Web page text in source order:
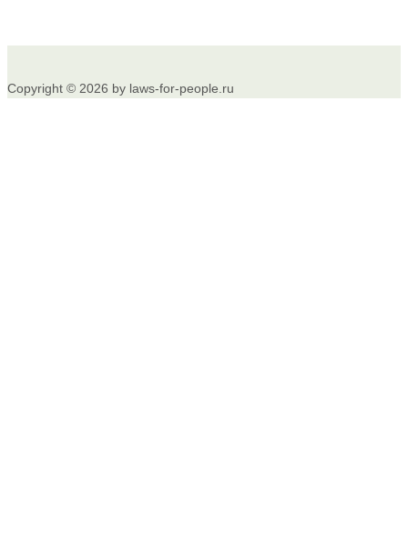
Copyright © 2026 by laws-for-people.ru